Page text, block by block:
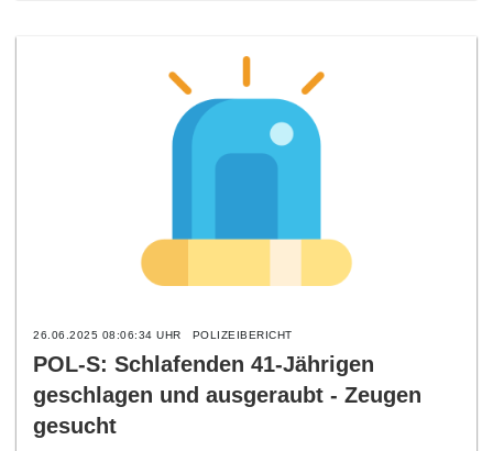
26.06.2025 08:06:34 UHR POLIZEIBERICHT
POL-S: Schlafenden 41-Jährigen
geschlagen und ausgeraubt - Zeugen
gesucht